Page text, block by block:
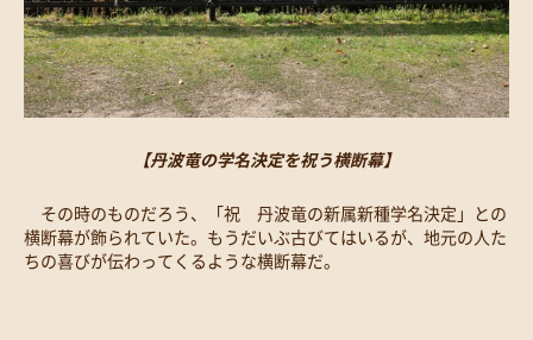
【丹波竜の学名決定を祝う横断幕】
その時のものだろう、「祝 丹波竜の新属新種学名決定」との
横断幕が飾られていた。もうだいぶ古びてはいるが、地元の人た
ちの喜びが伝わってくるような横断幕だ。